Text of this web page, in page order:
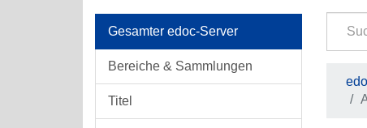
Gesamter edoc-Server
Bereiche & Sammlungen
Titel